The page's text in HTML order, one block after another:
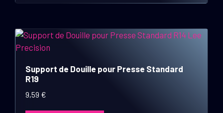
Support de Douille pour Presse Standard
R19
9,59 €